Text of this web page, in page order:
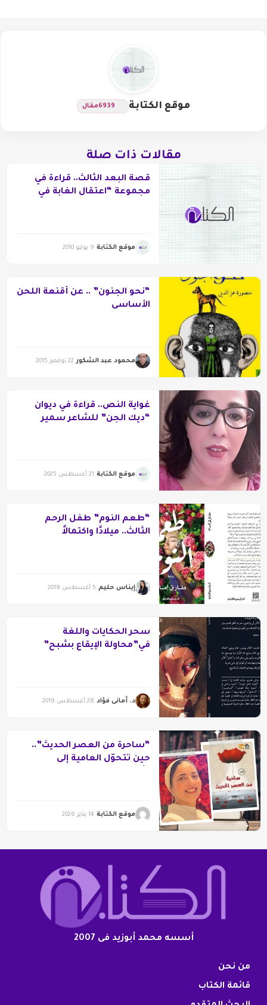
موقع الكتابة 6939مقال
مقالات ذات صلة
قصة البعد الثالث.. قراءة في
مجموعة “اعتقال الغابة في
موقع الكتابة 9 يوليو 2010
“نحو الجنون” .. عن أقنعة اللحن
الأساسى
محمود عبد الشكور 22 نوفمبر 2015
غواية النص.. قراءة في ديوان
“ديك الجن” للشاعر سمير
موقع الكتابة 21 أغسطس 2025
“طعم النوم” طفل الرحم
الثالث.. ميلادًا واكتمالاً
إيناس حليم 5 أغسطس 2019
سحر الحكايات واللغة
في”محاولة الإيقاع بشبح”
د. أمانى فؤاد 28 أغسطس 2019
“ساحرة من العصر الحديث”..
حين تتحوّل العامية إلى
موقع الكتابة 14 يناير 2026
أسسه محمد أبوزيد فى 2007
من نحن
قائمة الكتاب